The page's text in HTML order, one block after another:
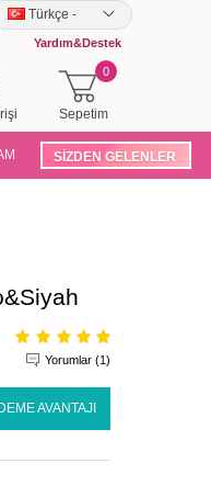
Türkçe -
Yardım&Destek
Sepetim
0
SİZDEN GELENLER
Yorumlar (1)
AVANTAJI